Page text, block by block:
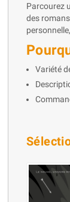
Parcourez
des
Variété